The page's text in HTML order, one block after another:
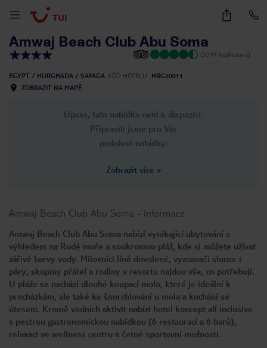
27
Amwaj Beach Club Abu Soma
(3599 hodnocení)
EGYPT HURGHADA SAFAGA KÓD HOTELU
HRG20011
ZOBRAZIT NA MAPĚ
Upsss, tato nabídka není k dispozici.
Připravili jsme pro Vás
podobné nabídky:
Zobrazit více »
Amwaj Beach Club Abu Soma - informace
Amwaj Beach Club Abu Soma nabízí vynikající ubytování s
výhledem na Rudé moře a soukromou pláž, kde si můžete užívat
zářivé barvy vody. Milovníci líné dovolené, vyznavači slunce i
páry, skupiny přátel a rodiny v resortu najdou vše, co potřebují.
U pláže se nachází dlouhé koupací molo, které je ideální k
procházkám, ale také ke šnorchlování u mola a kochání se
útesem. Kromě vodních aktivit nabízí hotel koncept all inclusive
s pestrou gastronomickou nabídkou (6 restaurací a 6 barů),
relaxaci ve wellness centru a četné sportovní možnosti.